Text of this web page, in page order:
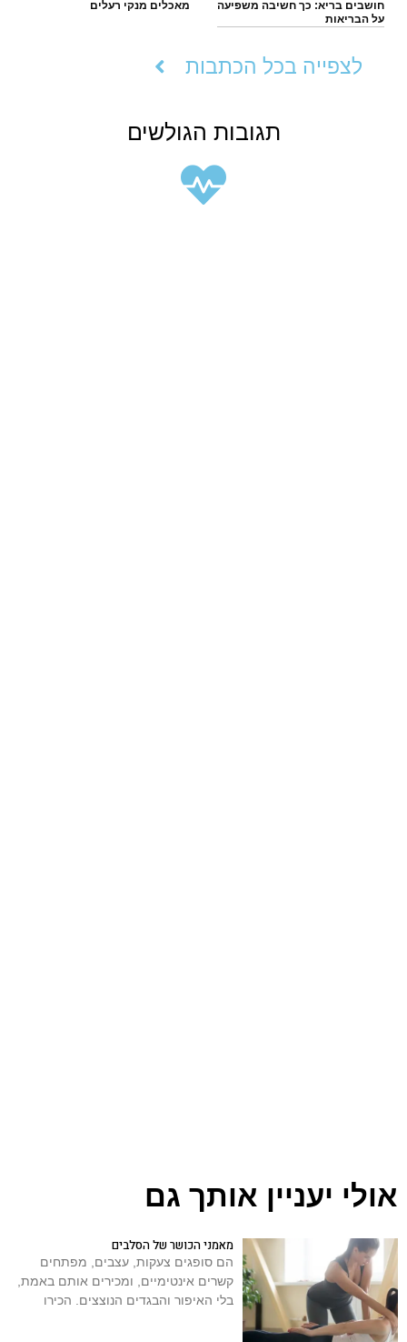
חושבים בריא: כך חשיבה משפיעה
על הבריאות
מאכלים מנקי רעלים
לצפייה בכל הכתבות
תגובות הגולשים
אולי יעניין אותך גם
מאמני הכושר של הסלבים
הם סופגים צעקות, עצבים, מפתחים
קשרים אינטימיים, ומכירים אותם באמת,
בלי האיפור והבגדים הנוצצים. הכירו